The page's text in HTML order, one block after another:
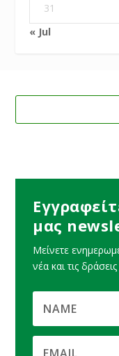
31
« Jul
μας
Μείνετε
νέα και τις